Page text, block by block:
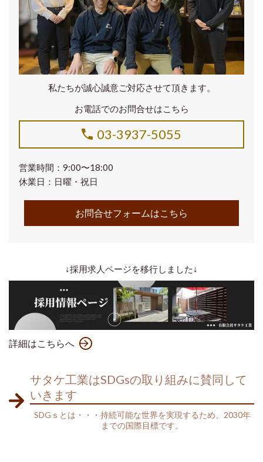
私たちが誠心誠意ご対応させて頂きます。
お電話でのお問合せはこちら
03-3937-5055
営業時間：9:00〜18:00
休業日：日曜・祝日
お問合せフォームはこちら
↓採用求人ページを移行しました↓
詳細はこちらへ
サタケ工業はSDGsの取り組みに賛同して
いきます
SDGｓとは・・・持続可能な世界を実現するため、2030年
までの国際目標です。